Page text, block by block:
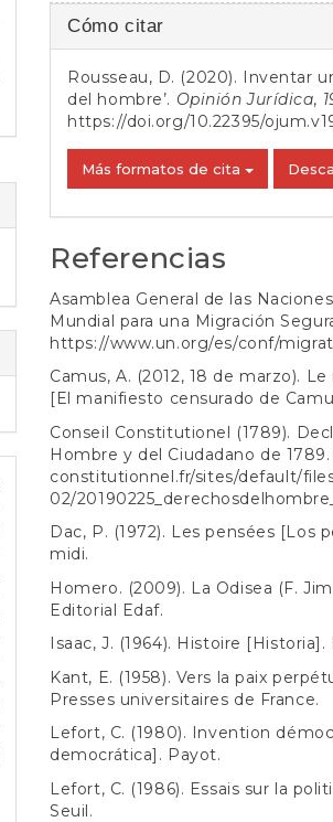
Detalles
del
artículo
Cómo citar
Rousseau, D. (2020). Inventar
del hombre’. Opinión Jurídica,
https://doi.org/10.22395/
Más formatos de cita
Referencias
Asamblea General de las
Mundial para una Migración
https://www.un.org/es/conf/
Camus, A. (2012, 18 de marzo).
[El manifiesto censurado de
Conseil Constitutionel (1789).
Hombre y del Ciudadano de 1789.
constitutionnel.fr/sites/default/
02/
Dac, P. (1972). Les pensées [Los
midi.
Homero. (2009). La Odisea (F.
Editorial Edaf.
Isaac, J. (1964). Histoire
Kant, E. (1958). Vers la paix
Presses universitaires de France.
Lefort, C. (1980). Invention
democrática]. Payot.
Lefort, C. (1986). Essais sur la
Seuil.